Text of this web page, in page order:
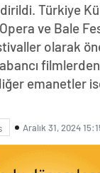
Türkiye
ve Bale
olarak
diğer emanetler
Aralık 31, 2024